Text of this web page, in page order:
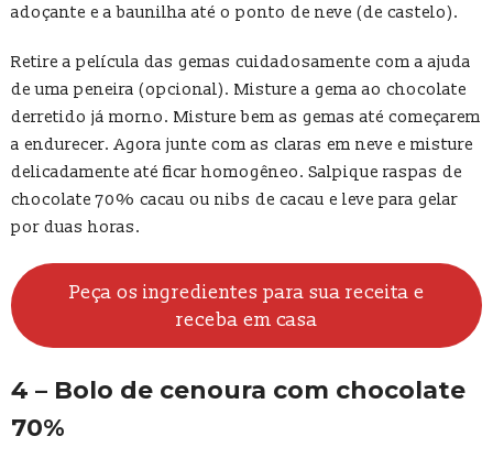
adoçante e a baunilha até o ponto de neve (de castelo).
Retire a película das gemas cuidadosamente com a ajuda
de uma peneira (opcional). Misture a gema ao chocolate
derretido já morno. Misture bem as gemas até começarem
a endurecer. Agora junte com as claras em neve e misture
delicadamente até ficar homogêneo. Salpique raspas de
chocolate 70% cacau ou nibs de cacau e leve para gelar
por duas horas.
Peça os ingredientes para sua receita e
receba em casa
4 – Bolo de cenoura com chocolate
70%